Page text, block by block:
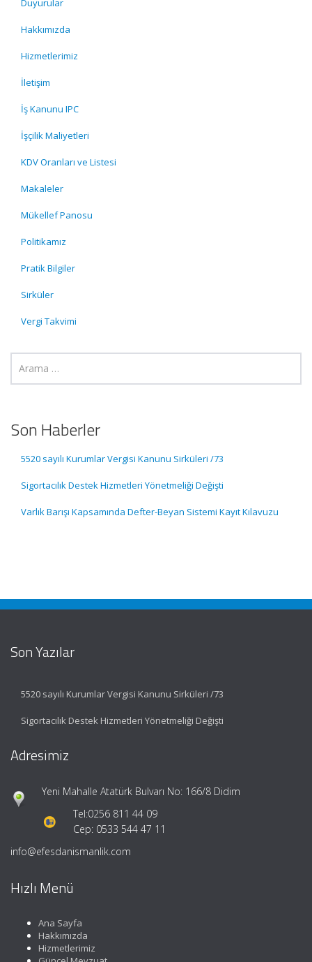
Duyurular
Hakkımızda
Hizmetlerimiz
İletişim
İş Kanunu IPC
İşçilik Maliyetleri
KDV Oranları ve Listesi
Makaleler
Mükellef Panosu
Politikamız
Pratik Bilgiler
Sirküler
Vergi Takvimi
Son Haberler
5520 sayılı Kurumlar Vergisi Kanunu Sirküleri /73
Sigortacılık Destek Hizmetleri Yönetmeliği Değişti
Varlık Barışı Kapsamında Defter-Beyan Sistemi Kayıt Kılavuzu
Son Yazılar
5520 sayılı Kurumlar Vergisi Kanunu Sirküleri /73
Sigortacılık Destek Hizmetleri Yönetmeliği Değişti
Adresimiz
Yeni Mahalle Atatürk Bulvarı No: 166/8 Didim
Tel:0256 811 44 09
Cep: 0533 544 47 11
info@efesdanismanlik.com
Hızlı Menü
Ana Sayfa
Hakkımızda
Hizmetlerimiz